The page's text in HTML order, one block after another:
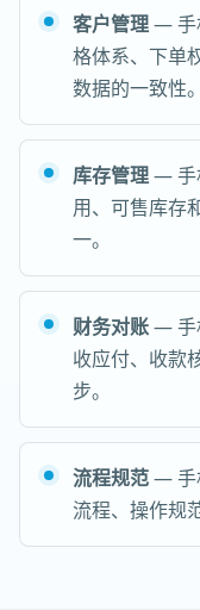
客户管理— 手
格体系、下单
数据的一致性。
库存管理— 手
用、可售库存
一。
财务对账— 手
收应付、收款
步。
流程规范— 手
流程、操作规